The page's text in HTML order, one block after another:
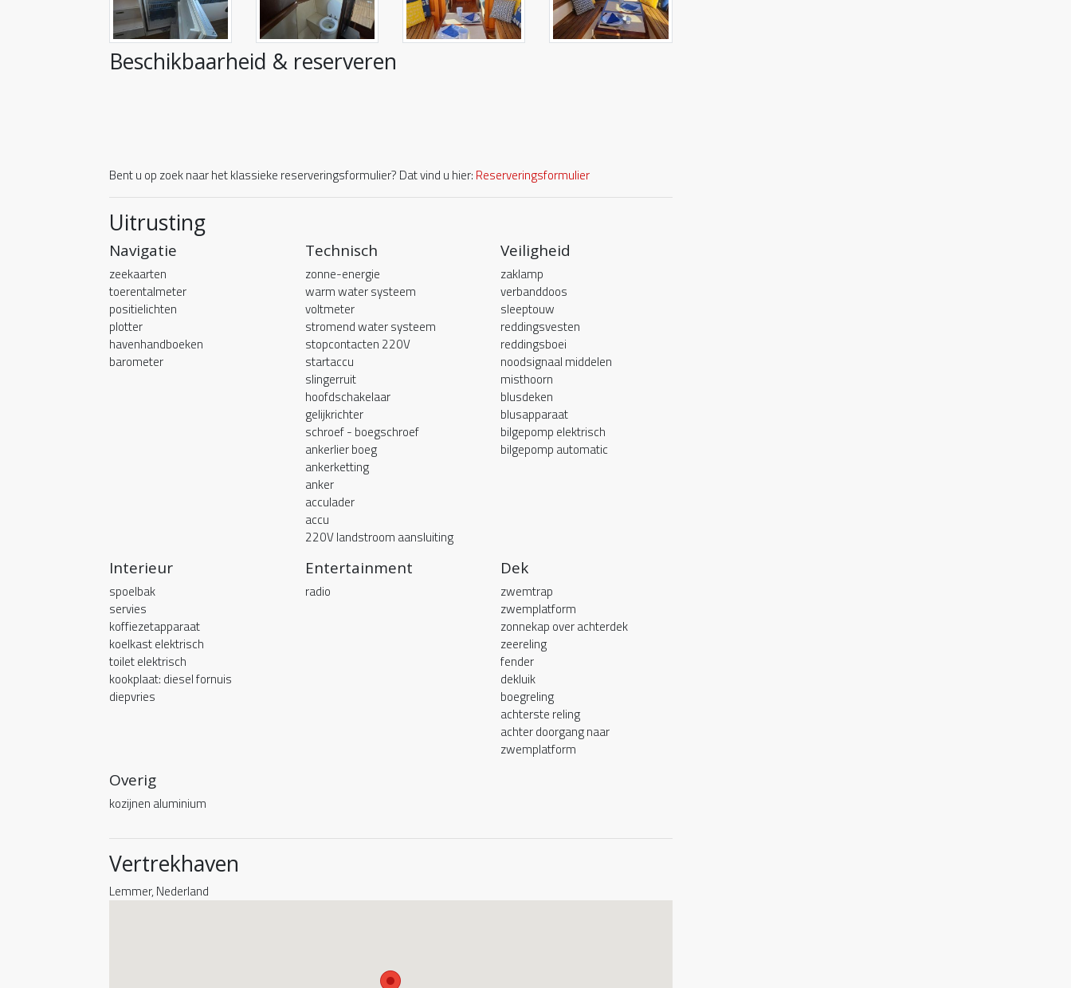
Beschikbaarheid & reserveren
Bent u op zoek naar het klassieke reserveringsformulier? Dat vind u hier: Reserveringsformulier
Uitrusting
Navigatie
zeekaarten
toerentalmeter
positielichten
plotter
havenhandboeken
barometer
Technisch
zonne-energie
warm water systeem
voltmeter
stromend water systeem
stopcontacten 220V
startaccu
slingerruit
hoofdschakelaar
gelijkrichter
schroef - boegschroef
ankerlier boeg
ankerketting
anker
acculader
accu
220V landstroom aansluiting
Veiligheid
zaklamp
verbanddoos
sleeptouw
reddingsvesten
reddingsboei
noodsignaal middelen
misthoorn
blusdeken
blusapparaat
bilgepomp elektrisch
bilgepomp automatic
Interieur
spoelbak
servies
koffiezetapparaat
koelkast elektrisch
toilet elektrisch
kookplaat: diesel fornuis
diepvries
Entertainment
radio
Dek
zwemtrap
zwemplatform
zonnekap over achterdek
zeereling
fender
dekluik
boegreling
achterste reling
achter doorgang naar
zwemplatform
Overig
kozijnen aluminium
Vertrekhaven
Lemmer, Nederland